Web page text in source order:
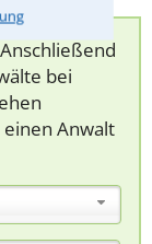
bei
Anwalt